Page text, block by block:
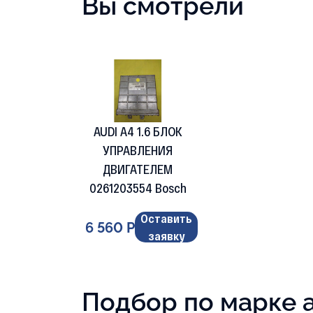
AUDI A4 1.6 БЛОК
УПРАВЛЕНИЯ
ДВИГАТЕЛЕМ
0261203554 Bosch
6 560 Р
Оставить
заявку
Подбор по марке